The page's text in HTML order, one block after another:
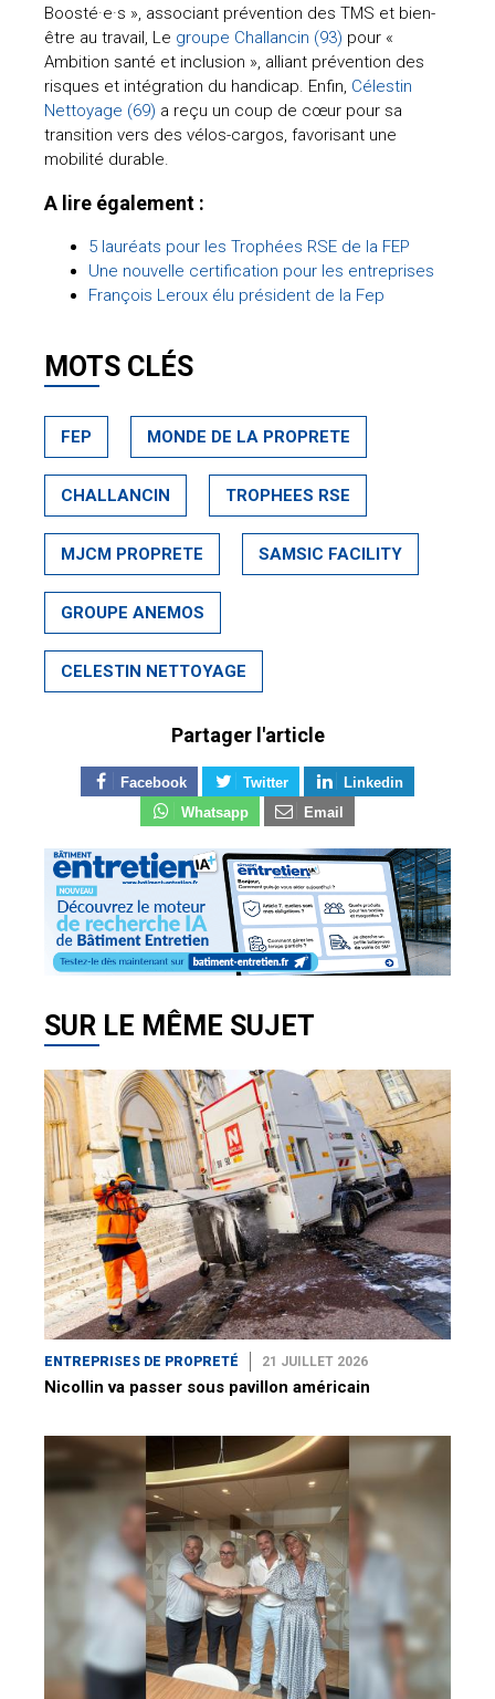
Boosté·e·s », associant prévention des TMS et bien-
être au travail, Le groupe Challancin (93) pour «
Ambition santé et inclusion », alliant prévention des
risques et intégration du handicap. Enfin, Célestin
Nettoyage (69) a reçu un coup de cœur pour sa
transition vers des vélos-cargos, favorisant une
mobilité durable.
A lire également :
5 lauréats pour les Trophées RSE de la FEP
Une nouvelle certification pour les entreprises
François Leroux élu président de la Fep
MOTS CLÉS
FEP MONDE DE LA PROPRETE
CHALLANCIN TROPHEES RSE
MJCM PROPRETE SAMSIC FACILITY
GROUPE ANEMOS
CELESTIN NETTOYAGE
Partager l'article
Facebook Twitter
Linkedin
Whatsapp
Email
SUR LE MÊME SUJET
ENTREPRISES DE PROPRETÉ 21 JUILLET 2026
Nicollin va passer sous pavillon américain